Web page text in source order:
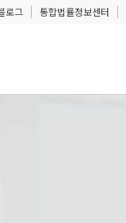
로그 통합법률정보센터